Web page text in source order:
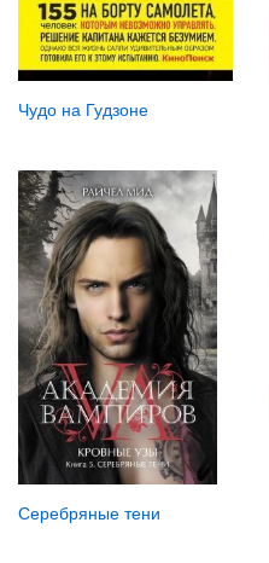
Чудо на Гудзоне
Серебряные тени